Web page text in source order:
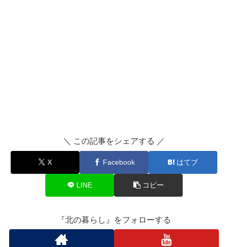
＼ この記事をシェアする ／
X Facebook はてブ
LINE コピー
『北の暮らし』をフォローする